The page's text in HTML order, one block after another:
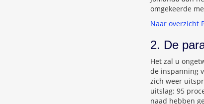
omgekeerde
Naar overzicht
2. De
Het zal u
de inspanning
zich weer
uitslag: 95
naad hebben